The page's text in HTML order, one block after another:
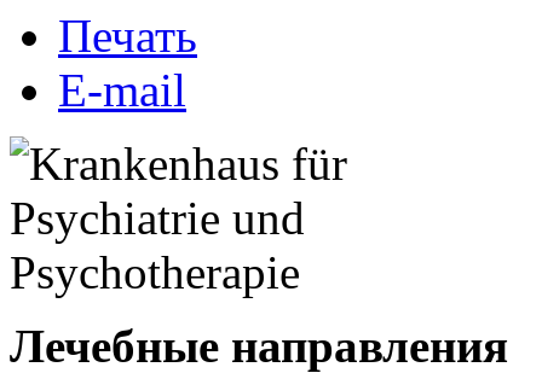
Печать
E-mail
Лечебные направления